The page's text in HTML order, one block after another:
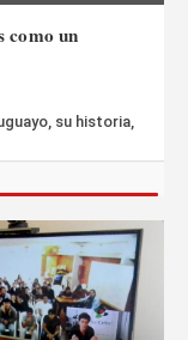
como un
su historia,